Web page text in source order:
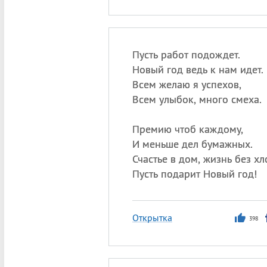
Пусть работ подождет.
Новый год ведь к нам идет.
Всем желаю я успехов,
Всем улыбок, много смеха.
Премию чтоб каждому,
И меньше дел бумажных.
Счастье в дом, жизнь без
Пусть подарит Новый год!
Открытка 398